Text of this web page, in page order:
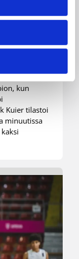
kun
Kuier tilastoi
minuutissa